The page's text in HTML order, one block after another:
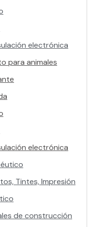
electrónica
para animales
electrónica
Tintes, Impresión
de construcción